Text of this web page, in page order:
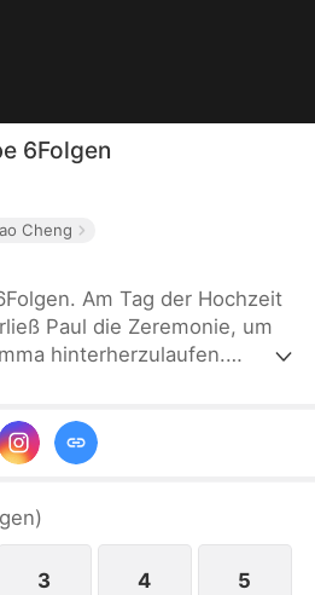
6Folgen
Cheng
Am Tag der Hochzeit
Paul die Zeremonie, um
hinterherzulaufen.
Paul bereute sein Handeln
es war bereits zu spät,
)
3 4 5